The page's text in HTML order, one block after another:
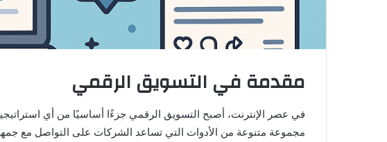
مقدمة في التسويق الرقمي
في عصر الإنترنت، أصبح التسويق الرقمي جزءًا أساسيًا من أي
مجموعة متنوعة من الأدوات التي تساعد الشركات على التواصل مع